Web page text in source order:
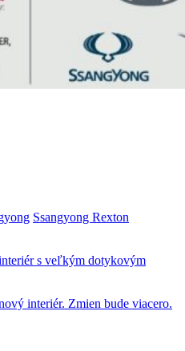
Ssangyong Rexton
s veľkým dotykovým
interiér. Zmien bude viacero.